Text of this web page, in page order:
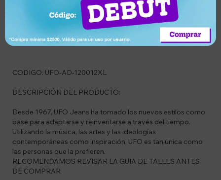
Descripción
CODIGO: UFO-AD-120012XL
DESCRIPCIÓN DEL PRODUCTO:
Desde 1967, UFO Jeans ha tomado los nuevos estilos como
base para adaptarse y reinventarse a través del tiempo.
Utilizando la música, las artes y las ideologías
contemporáneas como inspiración, UFO es tan única como
las personas que la prefieren.
RECOMENDAMOS REVISAR LA GUIA DE TALLES ANTES
DE COMPRAR